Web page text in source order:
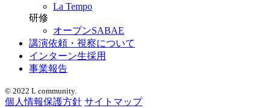
La Tempo
研修
オープンSABAE
講演依頼・視察について
インターン生採用
事業報告
© 2022 L community.
個人情報保護方針 サイトマップ